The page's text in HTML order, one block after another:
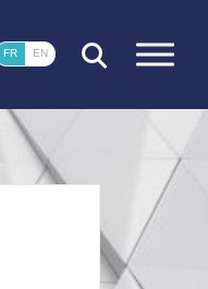
FERMER
FR EN